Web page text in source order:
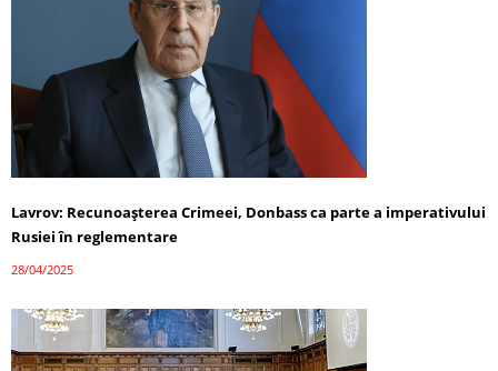
Lavrov: Recunoașterea Crimeei, Donbass ca parte a imperativului
Rusiei în reglementare
28/04/2025